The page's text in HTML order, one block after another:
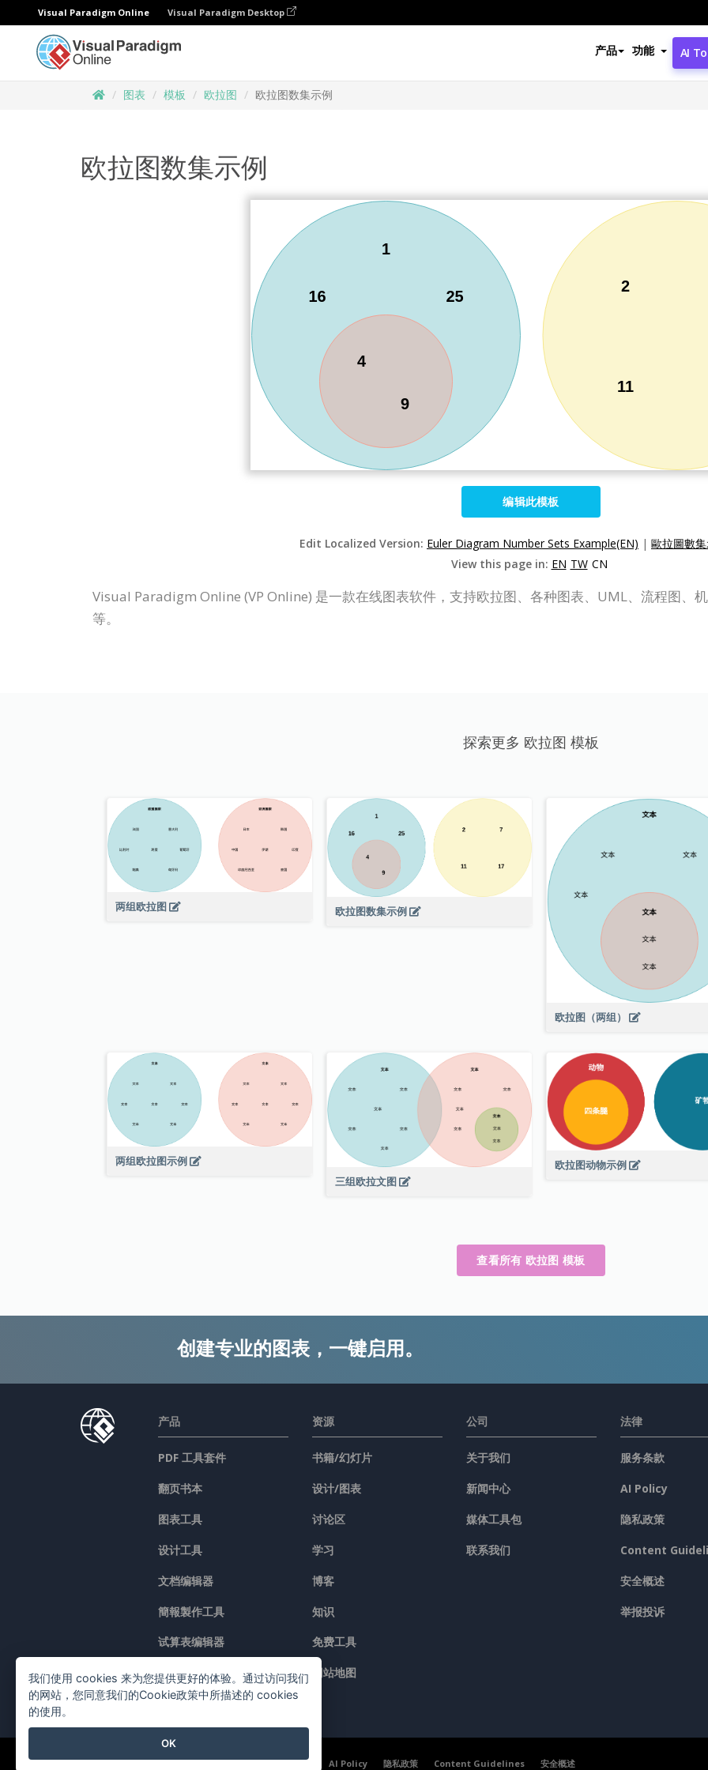
Visual Paradigm Online Visual Paradigm Desktop
产品 功能 AI
图表 模板 欧拉图 欧拉图数集示例
欧拉图数集示例
编辑此模板
Edit Localized Version: Euler Diagram Number Sets Example(EN) | 歐拉圖數
View this page in: EN TW CN
Visual Paradigm Online (VP Online) 是一款在线图表软件，支持欧拉图、各种图表、UML、流程图、
等。
探索更多 欧拉图 模板
两组欧拉图 欧拉图数集示例
欧拉图（两组）
两组欧拉图示例
三组欧拉文图
欧拉图动物示例
查看所有 欧拉图 模板
创建专业的图表，一键启用。
产品
PDF 工具套件
翻页书本
图表工具
设计工具
文档编辑器
簡報製作工具
试算表编辑器
价格
资源
书籍/幻灯片
设计/图表
讨论区
学习
博客
知识
免费工具
网站地图
公司
关于我们
新闻中心
媒体工具包
联系我们
法律
服务条款
AI Policy
隐私政策
Content
安全概述
举报投诉
©2026 by Visual Paradigm. 版权所有。 服务条款 AI Policy 隐私政策 Content Guidelines 安全概述
我们使用 cookies 来为您提供更好的体验。通过访问我们
的网站，您同意我们的Cookie政策中所描述的 cookies
的使用。
OK